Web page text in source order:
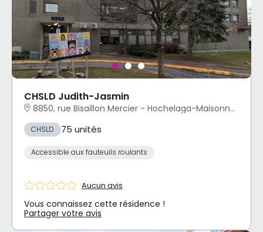
CHSLD Judith-Jasmin
8850, rue Bisaillon Mercier - Hochelaga-Maisonneuve, Montréal, QC
CHSLD 75 unités
Accessible aux fauteuils roulants
Aucun avis
Vous connaissez cette résidence !
Partager votre avis